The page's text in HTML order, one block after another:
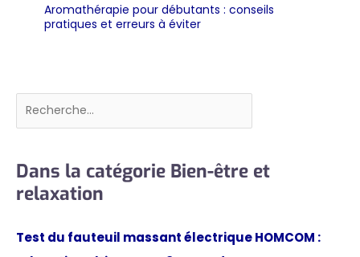
Aromathérapie pour débutants : conseils
pratiques et erreurs à éviter
Rechercher
Dans la catégorie Bien-être et
relaxation
Test du fauteuil massant électrique HOMCOM :